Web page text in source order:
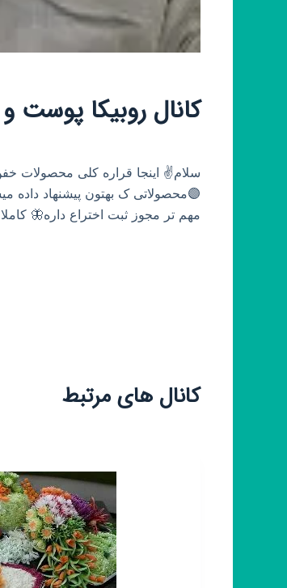
کانال روبیکا پوست
سلام✌ اینجا قراره کلی محصولات
🟣محصولاتی ک بهتون پیشنهاد داده
مهم تر مجوز ثبت اختراع داره🦋
کانال های مرتبط